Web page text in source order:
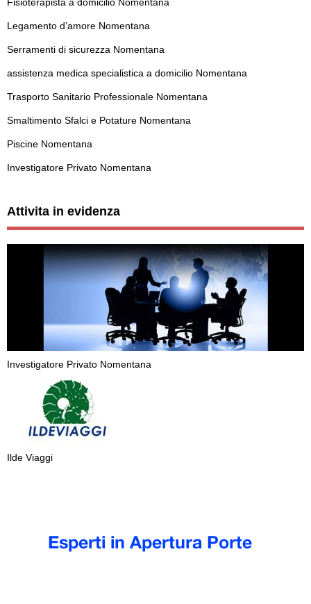
Legamento d’amore Nomentana
Serramenti di sicurezza Nomentana
assistenza medica specialistica a domicilio Nomentana
Trasporto Sanitario Professionale Nomentana
Smaltimento Sfalci e Potature Nomentana
Piscine Nomentana
Investigatore Privato Nomentana
Attivita in evidenza
Investigatore Privato Nomentana
Ilde Viaggi